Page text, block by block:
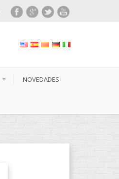
NOVEDADES